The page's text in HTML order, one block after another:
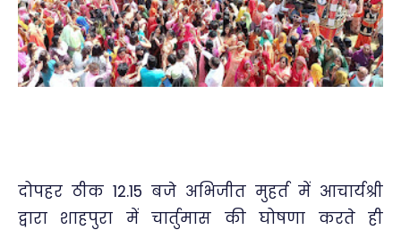
दोपहर ठीक 12.15 बजे अभिजीत मुहर्त में आचार्यश्री
द्वारा शाहपुरा में चार्तुमास की घोषणा करते ही